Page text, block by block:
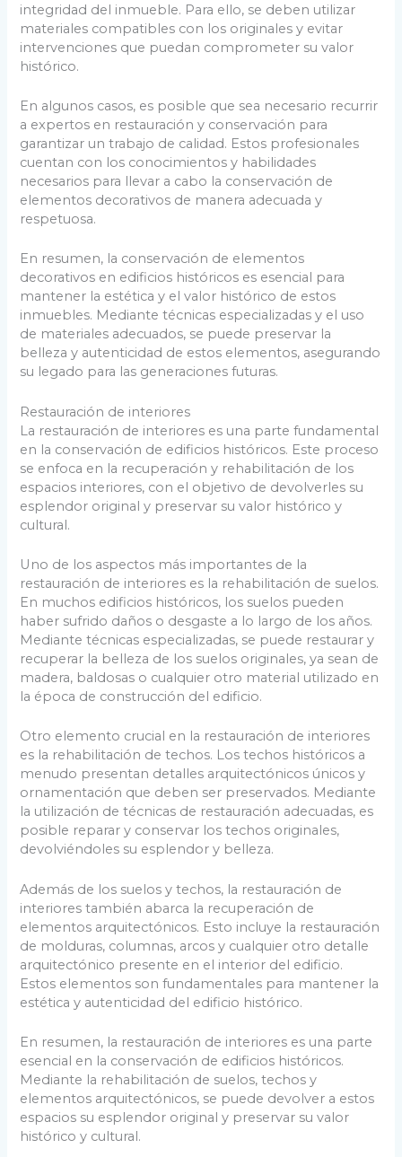
integridad del inmueble. Para ello, se deben utilizar
materiales compatibles con los originales y evitar
intervenciones que puedan comprometer su valor
histórico.
En algunos casos, es posible que sea necesario recurrir
a expertos en restauración y conservación para
garantizar un trabajo de calidad. Estos profesionales
cuentan con los conocimientos y habilidades
necesarios para llevar a cabo la conservación de
elementos decorativos de manera adecuada y
respetuosa.
En resumen, la conservación de elementos
decorativos en edificios históricos es esencial para
mantener la estética y el valor histórico de estos
inmuebles. Mediante técnicas especializadas y el uso
de materiales adecuados, se puede preservar la
belleza y autenticidad de estos elementos, asegurando
su legado para las generaciones futuras.
Restauración de interiores
La restauración de interiores es una parte fundamental
en la conservación de edificios históricos. Este proceso
se enfoca en la recuperación y rehabilitación de los
espacios interiores, con el objetivo de devolverles su
esplendor original y preservar su valor histórico y
cultural.
Uno de los aspectos más importantes de la
restauración de interiores es la rehabilitación de suelos.
En muchos edificios históricos, los suelos pueden
haber sufrido daños o desgaste a lo largo de los años.
Mediante técnicas especializadas, se puede restaurar y
recuperar la belleza de los suelos originales, ya sean de
madera, baldosas o cualquier otro material utilizado en
la época de construcción del edificio.
Otro elemento crucial en la restauración de interiores
es la rehabilitación de techos. Los techos históricos a
menudo presentan detalles arquitectónicos únicos y
ornamentación que deben ser preservados. Mediante
la utilización de técnicas de restauración adecuadas, es
posible reparar y conservar los techos originales,
devolviéndoles su esplendor y belleza.
Además de los suelos y techos, la restauración de
interiores también abarca la recuperación de
elementos arquitectónicos. Esto incluye la restauración
de molduras, columnas, arcos y cualquier otro detalle
arquitectónico presente en el interior del edificio.
Estos elementos son fundamentales para mantener la
estética y autenticidad del edificio histórico.
En resumen, la restauración de interiores es una parte
esencial en la conservación de edificios históricos.
Mediante la rehabilitación de suelos, techos y
elementos arquitectónicos, se puede devolver a estos
espacios su esplendor original y preservar su valor
histórico y cultural.